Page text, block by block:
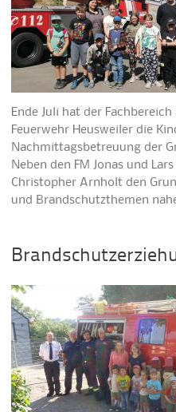
Ende Juli hat der
Feuerwehr Heusweiler die
Nachmittagsbetreuung der
Neben den FM Jonas und
Christopher Arnholt den
und Brandschutzthemen